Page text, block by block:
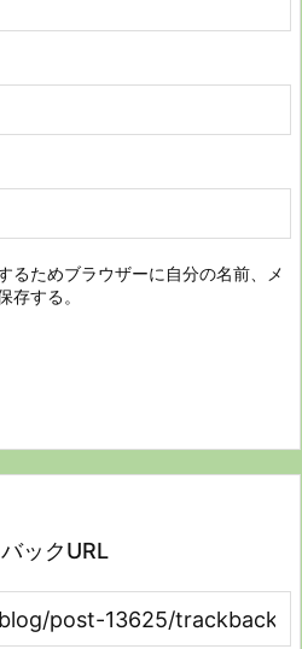
るためブラウザーに自分の名前、メ
存する。
ックURL